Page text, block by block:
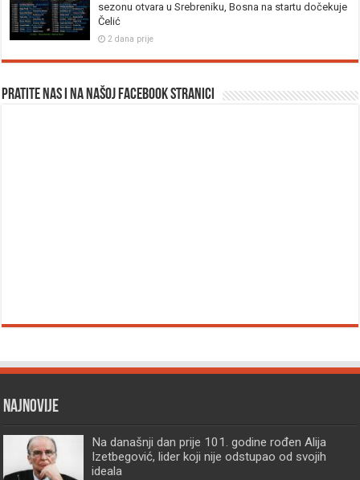
sezonu otvara u Srebreniku, Bosna na startu dočekuje
Čelić
2 dana prije
Pratite nas i na našoj facebook stranici
Najnovije
Na današnji dan prije 101. godine rođen Alija
Izetbegović, lider koji nije odstupao od svojih
ideala